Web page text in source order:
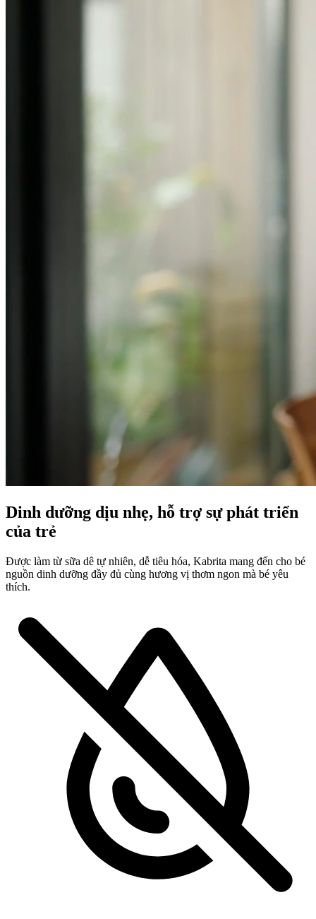
Dinh dưỡng dịu nhẹ, hỗ trợ sự phát triển
của trẻ
Được làm từ sữa dê tự nhiên, dễ tiêu hóa, Kabrita mang đến cho bé
nguồn dinh dưỡng đầy đủ cùng hương vị thơm ngon mà bé yêu
thích.